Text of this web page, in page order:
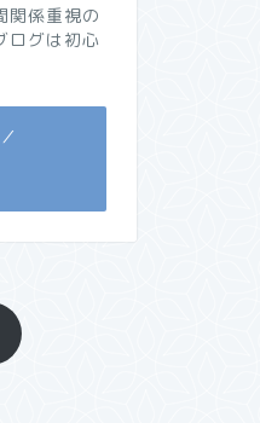
関係重視の
ログは初心